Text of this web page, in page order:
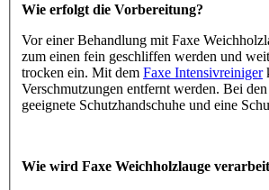
Wie erfolgt die Vorbereitung?
Vor einer Behandlung mit Faxe
zum einen fein geschliffen werden und
trocken ein. Mit dem Faxe Intensivreiniger
Verschmutzungen entfernt werden. Bei
geeignete Schutzhandschuhe und eine
Wie wird Faxe Weichholzlauge